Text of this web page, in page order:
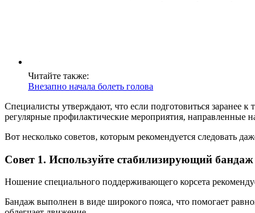
Читайте также:
Внезапно начала болеть голова
Специалисты утверждают, что если подготовиться заранее
регулярные профилактические мероприятия, направленные
Вот несколько советов, которым рекомендуется следовать
Совет 1. Используйте стабилизирующий бандаж
Ношение специального поддерживающего корсета
Бандаж выполнен в виде широкого пояса, что помогает